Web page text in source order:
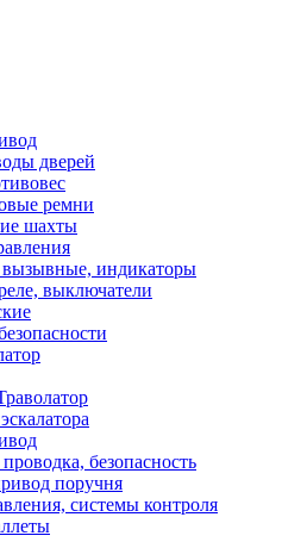
дверей
ремни
шахты
индикаторы
выключатели
безопасность
поручня
системы контроля